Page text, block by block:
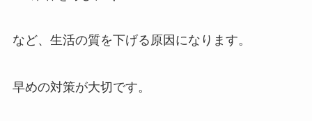
など、生活の質を下げる原因になります。
早めの対策が大切です。